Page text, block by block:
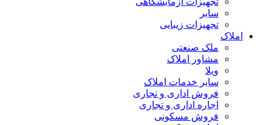
سایر
تجهیزات زیبایی
املاک
ملک صنعتی
مشاور املاک
ویلا
سایر خدمات املاک
فروش اداری و تجاری
اجاره اداری و تجاری
فروش مسکونی